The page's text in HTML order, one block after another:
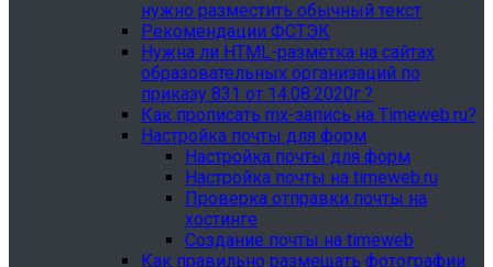
нужно разместить обычный текст
Рекомендации ФСТЭК
Нужна ли HTML-разметка на сайтах
образовательных организаций по
приказу 831 от 14.08.2020г.?
Как прописать mx-запись на Timeweb.ru?
Настройка почты для форм
Настройка почты для форм
Настройка почты на timeweb.ru
Проверка отправки почты на
хостинге
Создание почты на timeweb
Как правильно размещать фотографии